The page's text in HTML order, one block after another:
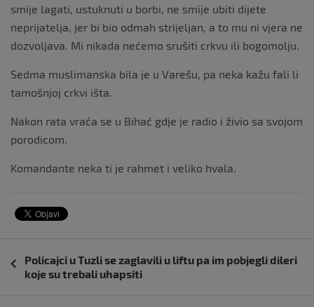
smije lagati, ustuknuti u borbi, ne smije ubiti dijete
neprijatelja, jer bi bio odmah strijeljan, a to mu ni vjera ne
dozvoljava. Mi nikada nećemo srušiti crkvu ili bogomolju.
Sedma muslimanska bila je u Varešu, pa neka kažu fali li
tamošnjoj crkvi išta.
Nakon rata vraća se u Bihać gdje je radio i živio sa svojom
porodicom.
Komandante neka ti je rahmet i veliko hvala.
objava
Policajci u Tuzli se zaglavili u liftu pa im pobjegli dileri
koje su trebali uhapsiti